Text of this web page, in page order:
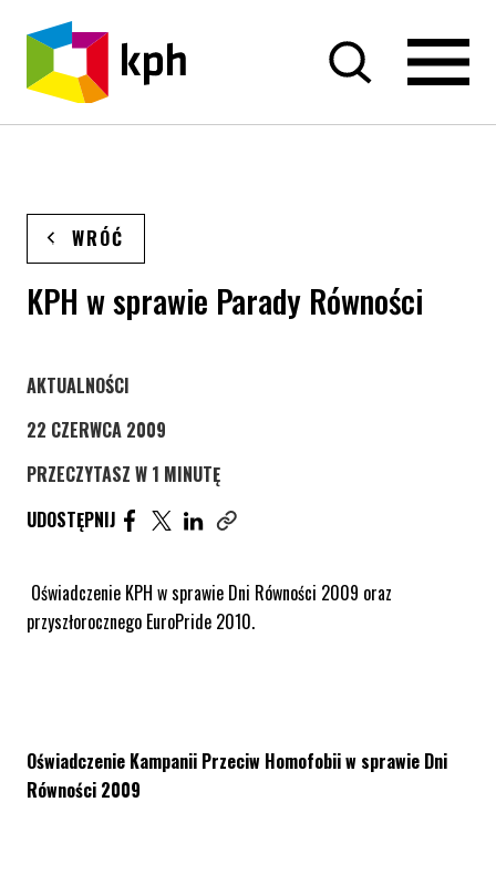
PRZEJDŹ DO TREŚCI
WRÓĆ
KPH w sprawie Parady Równości
STRONA KATEGORII WPISÓW
AKTUALNOŚCI
22 CZERWCA 2009
PRZECZYTASZ W 1 MINUTĘ
UDOSTĘPNIJ
UDOSTĘPNIJ ARTYKUŁ NA FACEBOOK. STRONA
UDOSTĘPNIJ ARTYKUŁ NA TWITTER.
UDOSTĘPNIJ ARTYKUŁ NA LINKEDIN.
Oświadczenie KPH w sprawie Dni Równości 2009 oraz
przyszłorocznego EuroPride 2010.
Oświadczenie Kampanii Przeciw Homofobii w sprawie Dni
Równości 2009